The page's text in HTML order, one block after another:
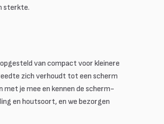
sterkte.
van compact voor kleinere
zich verhoudt tot een scherm
je mee en kennen de scherm-
en houtsoort, en we bezorgen